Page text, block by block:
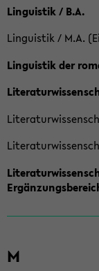
Linguistik / B.A.
Linguistik / M.A.
Linguistik der
M